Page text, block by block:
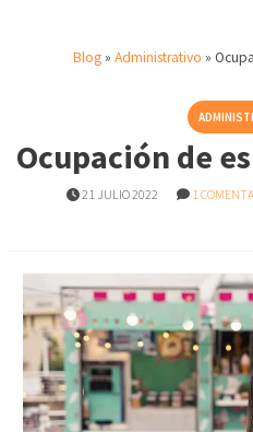
Blog» Administrativo »
Ocupación de
21 JULIO 2022 1